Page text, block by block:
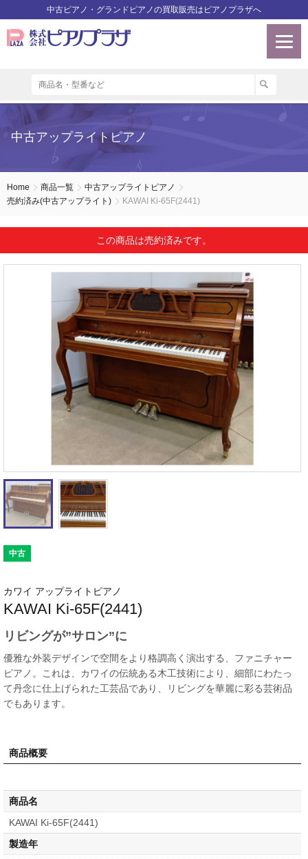
中古ピアノ・グランドピアノの買取販売はピアノプラザへ
中古アップライトピアノ
Home 商品一覧
中古アップライトピアノ
売約済み(中古アップライト)
KAWAI Ki-65F(2441)
この商品は売約済みです。
中古
カワイ アップライトピアノ
KAWAI Ki-65F(2441)
リビングが”サロン”に
優雅な外装デザインで空間をより格調高く演出する、ファニチャー
ピアノ。これは、カワイの伝統ある木工技術により、細部にわたっ
て丹念に仕上げられた工芸品であり、リビングを華麗に彩る芸術品
でもあります。
商品概要
商品名
KAWAI Ki-65F(2441)
製造年